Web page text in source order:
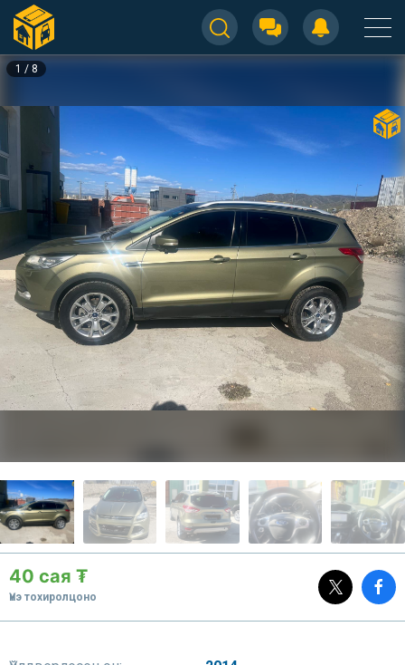
1 / 8
40 сая ₮
Үнэ тохиролцоно